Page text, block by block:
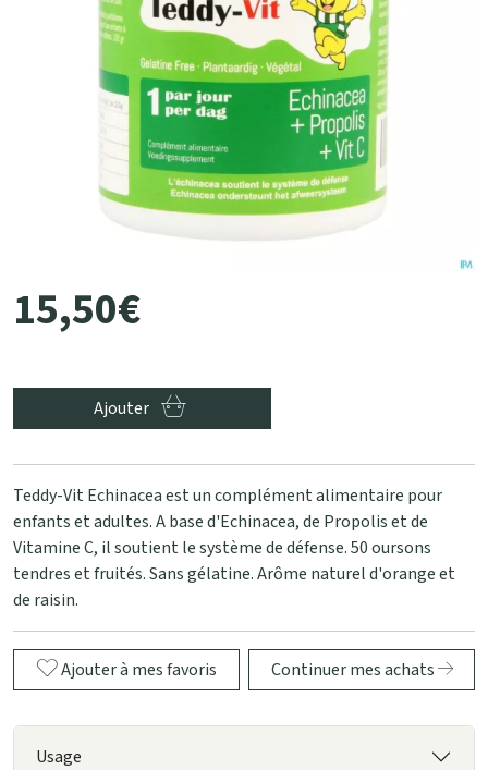
15,50€
Ajouter
Teddy-Vit Echinacea est un complément alimentaire pour
enfants et adultes. A base d'Echinacea, de Propolis et de
Vitamine C, il soutient le système de défense. 50 oursons
tendres et fruités. Sans gélatine. Arôme naturel d'orange et
de raisin.
Ajouter à mes favoris Continuer mes achats
Usage